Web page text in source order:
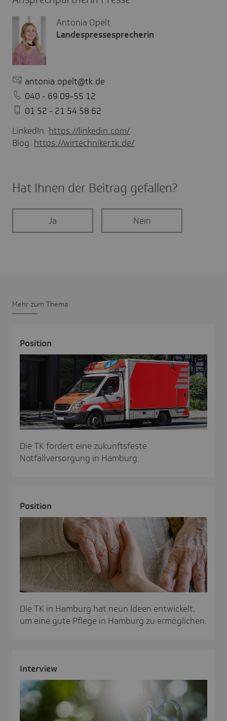
Antonia Opelt
Landespressesprecherin
antonia.opelt@tk.de
040 - 69 09-55 12
01 52 - 21 54 58 62
LinkedIn: https://linkedin.com/
Blog: https://wirtechniker.tk.de/
Hat Ihnen der Beitrag gefal­len?
Ja Nein
Mehr zum Thema
Posi­tion
Die TK fordert eine zukunftsfeste
Notfallversorgung in Hamburg.
Posi­tion
Die TK in Hamburg hat neun Ideen entwickelt,
um eine gute Pflege in Hamburg zu ermöglichen.
Inter­view